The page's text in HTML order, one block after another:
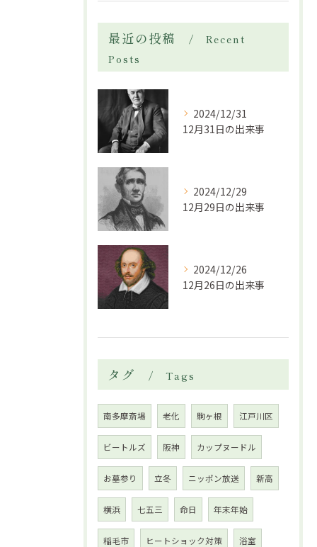
最近の投稿
Recent
Posts
2024/12/31
12月31日の出来事
2024/12/29
12月29日の出来事
2024/12/26
12月26日の出来事
タグ Tags
南多摩斎場 老化 駒ヶ根 江戸川区
ビートルズ 阪神 カップヌードル
お墓参り 立冬 ニッポン放送 新高
横浜 七五三 命日 年末年始
稲毛市 ヒートショック対策 浴室